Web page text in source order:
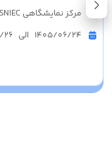
مرکز نمایشگاهی SNIEC شانگهای
1405/06/24 الی 1405/06/26